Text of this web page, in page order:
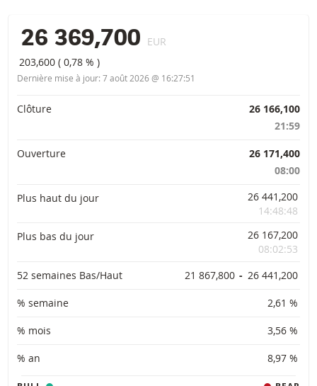
26 369,700 EUR
203,600 (0,78 % )
Dernière mise à jour: 7 août 2026 @ 16:27:51
Informations importantes
Clôture
26 166,100
21:59
Ouverture
26 171,400
08:00
Plus haut du jour
26 441,200
14:48:48
Plus bas du jour
26 167,200
08:02:53
52 semaines Bas/Haut
21 867,800 - 26 441,200
% semaine 2,61 %
% mois 3,56 %
% an 8,97 %